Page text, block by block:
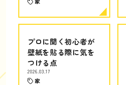
プロに聞く初心者が
壁紙を貼る際に気を
つける点
2026.03.17
家